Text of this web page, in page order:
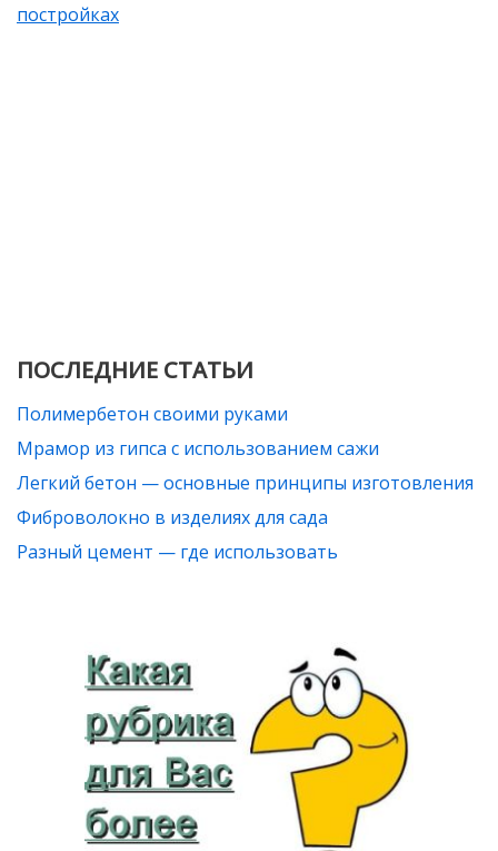
постройках
ПОСЛЕДНИЕ СТАТЬИ
Полимербетон своими руками
Мрамор из гипса с использованием сажи
Легкий бетон — основные принципы изготовления
Фиброволокно в изделиях для сада
Разный цемент — где использовать